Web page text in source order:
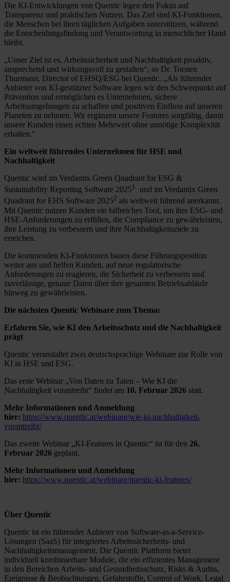
Die KI-Entwicklungen von Quentic legen den Fokus auf
Transparenz und praktischen Nutzen. Das Ziel sind KI-Funktionen,
die Menschen bei ihren täglichen Aufgaben unterstützen, während
die Entscheidungsfindung und Verantwortung in menschlicher Hand
bleibt.
„Unser Ziel ist es, Arbeitssicherheit und Nachhaltigkeit proaktiv,
ansprechend und wirkungsvoll zu gestalten“, so Dr. Torsten
Thurmann, Director of EHSQ/ESG bei Quentic. „Als führender
Anbieter von KI-gestützter Software legen wir den Schwerpunkt auf
Prävention und ermöglichen es Unternehmen, sichere
Arbeitsumgebungen zu schaffen und positiven Einfluss auf unseren
Planeten zu nehmen. Wir ergänzen unsere Features sorgfältig, damit
unsere Kunden einen echten Mehrwert ohne unnötige Komplexität
erhalten.“
Ein weltweit führendes Unternehmen für HSE und
Nachhaltigkeit
Quentic wird im Verdantix Green Quadrant for ESG &
Sustainability Reporting Software 20251
und im Verdantix Green
Quadrant for EHS Software 20252 als weltweit führend anerkannt.
Mit Quentic nutzen Kunden ein hilfreiches Tool, um ihre ESG- und
HSE-Anforderungen zu erfüllen, die Compliance zu gewährleisten,
ihre Leistung zu verbessern und ihre Nachhaltigkeitsziele zu
erreichen.
Die kommenden KI-Funktionen bauen diese Führungsposition
weiter aus und helfen Kunden, auf neue regulatorische
Anforderungen zu reagieren, die Sicherheit zu verbessern und
zuverlässige, genaue Daten über ihre gesamten Betriebsabläufe
hinweg zu gewährleisten.
Die nächsten Quentic Webinare zum Thema:
Erfahren Sie, wie KI den Arbeitsschutz und die Nachhaltigkeit
prägt
Quentic veranstaltet zwei deutschsprachige Webinare zur Rolle von
KI in HSE und ESG.
Das erste Webinar „Von Daten zu Taten – Wie KI die
Nachhaltigkeit vorantreibt“ findet am 10. Februar 2026 statt.
Mehr Informationen und Anmeldung
hier: https://www.quentic.at/webinare/wie-ki-nachhaltigkeit-
vorantreibt/
Das zweite Webinar „KI-Features in Quentic“ ist für den 26.
Februar 2026 geplant.
Mehr Informationen und Anmeldung
hier: https://www.quentic.at/webinare/quentic-ki-features/
Über Quentic
Quentic ist ein führender Anbieter von Software-as-a-Service-
Lösungen (SaaS) für integriertes Arbeitssicherheits- und
Nachhaltigkeitsmanagement. Die Quentic Plattform bietet
individuell kombinierbare Module, die ein effizientes Management
in den Bereichen Arbeits- und Gesundheitsschutz, Risks & Audits,
Ereignisse & Beobachtungen, Gefahrstoffe, Control of Work, Legal